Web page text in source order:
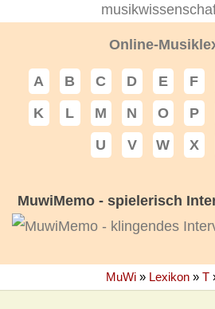
Online-
A B C D E F
K
L M N O P
U
V W X
MuwiMemo - spielerisch
MuWi» Lexikon» T